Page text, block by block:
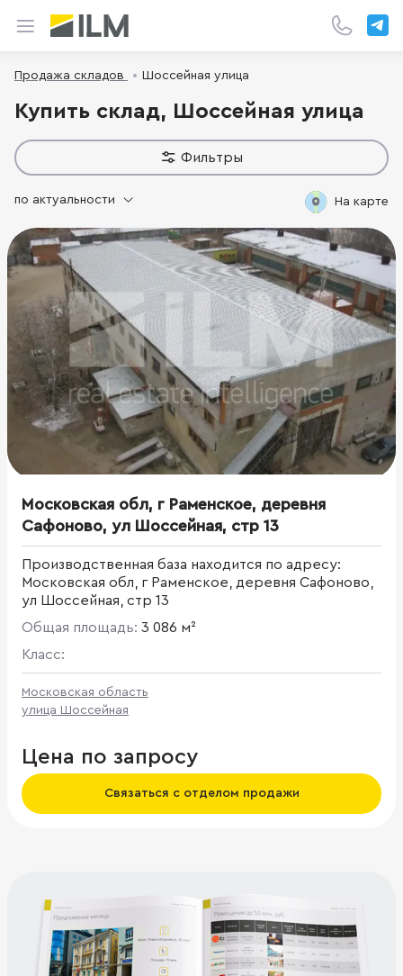
Продажа складов Шоссейная улица
Купить склад, Шоссейная улица
Фильтры
На карте
по актуальности
Московская обл, г Раменское, деревня
Сафоново, ул Шоссейная, стр 13
Производственная база находится по адресу:
Московская обл, г Раменское, деревня Сафоново,
ул Шоссейная, стр 13
Общая площадь: 3 086 м²
Класс:
Московская область
улица Шоссейная
Цена по запросу
Связаться с отделом продажи